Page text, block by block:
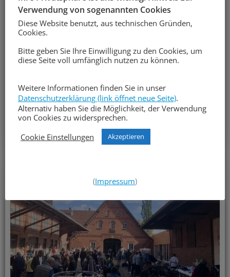
Oktober 25, 2023
Absage: Erzähl-Weinabend auf
Kirstein’s Hoff
Leider muss diese Veranstaltung aus
dies zu entschuldigen. Bereits erworbene Karten
können zurückgegeben werden.
Mehr dorüber
Verwendung von sogenannten Cookies
Diese Website benutzt, aus technischen Gründen,
Cookies.
Bitte geben Sie Ihre Einwilligung zu den Cookies, um
diese Seite voll umfänglich nutzen zu können.
Weitere Informationen finden Sie in unser
Datenschutzerklärung (link öffnet neue Seite).
Alternativ haben Sie die Möglichkeit, der Verwendung
von Cookies zu widersprechen.
Cookie Einstellungen
Akzeptieren
(Impressum)